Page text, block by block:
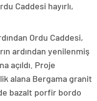
Caddesi hayırlı,
Ordu Caddesi,
ardından yenilenmiş
açıldı. Proje
alana Bergama granit
bazalt porfir bordo